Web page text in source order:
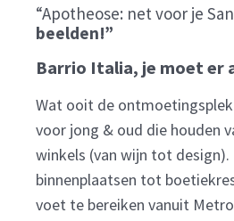
“Apotheose: net voor je
beelden!”
Barrio Italia, je moet er
Wat ooit de
voor jong & oud die houden
winkels (van wijn tot
binnenplaatsen tot
voet te bereiken vanuit